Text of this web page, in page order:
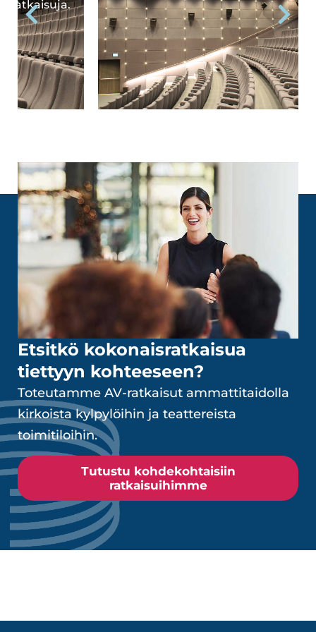
Etsitkö kokonaisratkaisua
tiettyyn kohteeseen?
Toteutamme AV-ratkaisut ammattitaidolla
kirkoista kylpylöihin ja teattereista
toimitiloihin.
Tutustu kohdekohtaisiin
ratkaisuihimme